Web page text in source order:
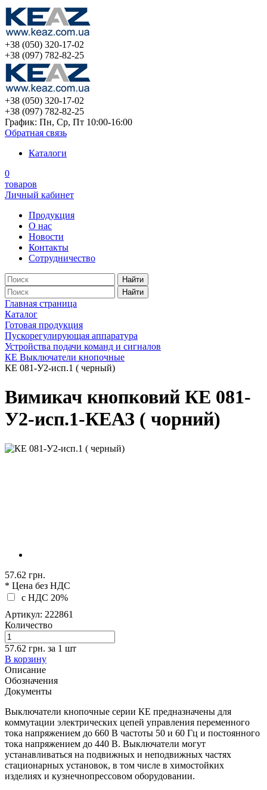
+38 (050) 320-17-02
+38 (097) 782-82-25
+38 (050) 320-17-02
+38 (097) 782-82-25
График: Пн, Ср, Пт 10:00-16:00
Обратная связь
Каталоги
0
товаров
Личный кабинет
Продукция
О нас
Новости
Контакты
Сотрудничество
Найти
Найти
Главная страница
Каталог
Готовая продукция
Пускорегулирующая аппаратура
Устройства подачи команд и сигналов
КЕ Выключатели кнопочные
КЕ 081-У2-исп.1 ( черный)
Вимикач кнопковий КЕ 081-
У2-исп.1-КЕАЗ ( чорний)
57.62 грн.
* Цена без НДС
c НДС 20%
Артикул: 222861
Количество
57.62 грн. за 1 шт
В корзину
Описание
Обозначения
Документы
Выключатели кнопочные серии КЕ предназначены для
коммутации электрических цепей управления переменного
тока напряжением до 660 В частоты 50 и 60 Гц и постоянного
тока напряжением до 440 В. Выключатели могут
устанавливаться на подвижных и неподвижных частях
стационарных установок, в том числе в химостойких
изделиях и кузнечнопрессовом оборудовании.